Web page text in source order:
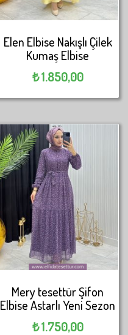
Elen Elbise Nakışlı Çilek
Kumaş Elbise
₺1.850,00
Mery tesettür Şifon
Elbise Astarlı Yeni Sezon
₺1.750,00